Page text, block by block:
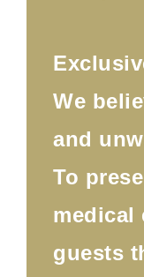
We
and
To
medical
guests